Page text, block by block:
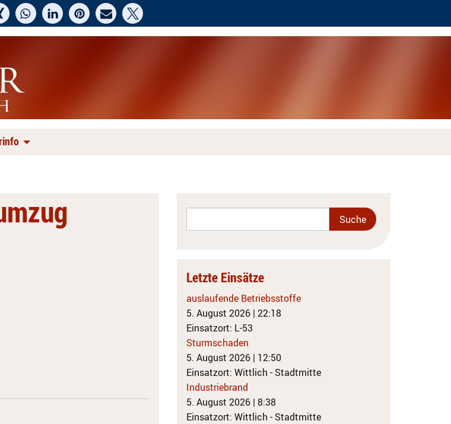
Letzte Einsätze
auslaufende Betriebsstoffe
5. August 2026 | 22:18
Einsatzort: L-53
Sturmschaden
5. August 2026 | 12:50
Einsatzort: Wittlich - Stadtmitte
Industriebrand
5. August 2026 | 8:38
Einsatzort: Wittlich - Stadtmitte